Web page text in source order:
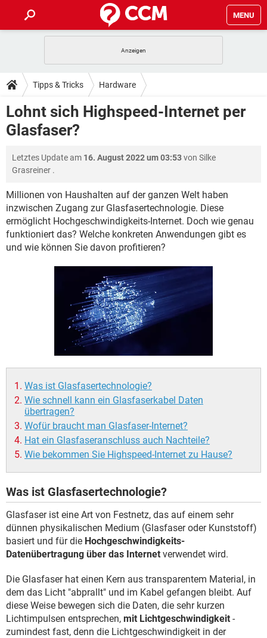
MENU
ANDROID IOS
WINDOWS 10 INSTAGRAM
WHATSAPP
TIPPS & TRICKS
SPIELE
ANDROID IOS
WHATSAPP TIKTOK
DOWNLOADS
SPIELE
WINDOWS 10
WHATSAPP
FACEBOOK HARDWARE
FORUM
SPIELE STREAMING
WINDOWS 10 INSTAGRAM
WHATSAPP TIKTOK
LEXIKON
SPIELE STREAMING
ANDROID IOS
WINDOWS 10 INSTAGRAM
WHATSAPP TIKTOK
HARDWARE
Tipps & Tricks Hardware
Lohnt sich Highspeed-Internet per
Glasfaser?
Letztes Update am 16. August 2022 um 03:53von Silke
Grasreiner .
Millionen von Haushalten auf der ganzen Welt haben
inzwischen Zugang zur Glasfasertechnologie. Diese
ermöglicht Hochgeschwindigkeits-Internet. Doch wie genau
funktioniert das? Welche konkreten Anwendungen gibt es
und wie können Sie davon profitieren?
Was ist Glasfasertechnologie?
Wie schnell kann ein Glasfaserkabel Daten
übertragen?
Wofür braucht man Glasfaser-Internet?
Hat ein Glasfaseranschluss auch Nachteile?
Wie bekommen Sie Highspeed-Internet zu Hause?
Was ist Glasfasertechnologie?
Glasfaser ist eine Art von Festnetz, das auf einem sehr
dünnen physikalischen Medium (Glasfaser oder Kunststoff)
basiert und für die Hochgeschwindigkeits-
Datenübertragung über das Internet verwendet wird.
Die Glasfaser hat einen Kern aus transparentem Material, in
dem das Licht "abprallt" und im Kabel gefangen bleibt. Auf
diese Weise bewegen sich die Daten, die sehr kurzen
Lichtimpulsen entsprechen, mit Lichtgeschwindigkeit -
zumindest fast, denn die Lichtgeschwindigkeit in der